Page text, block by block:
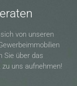
von unseren
Sie über das
uns aufnehmen!